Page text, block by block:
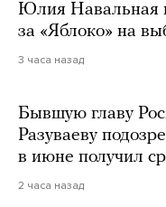
Юлия Навальная
за «Яблоко» на
3 часа назад
Бывшую главу
Разуваеву
в июне получил
2 часа назад